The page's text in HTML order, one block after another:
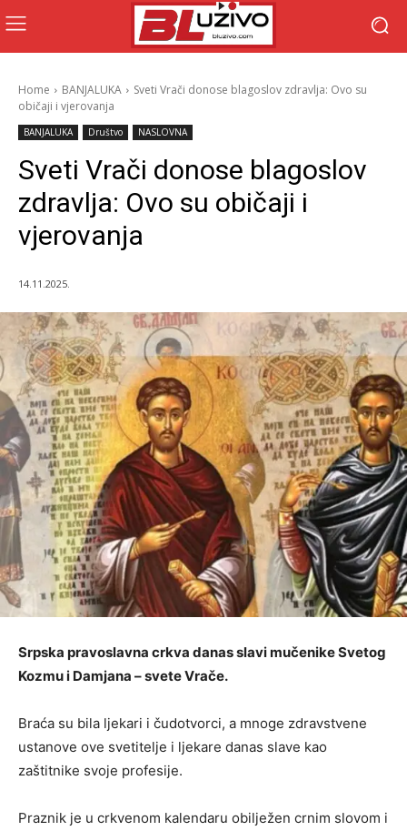
Home BANJALUKA
Sveti Vrači donose blagoslov zdravlja: Ovo su
običaji i vjerovanja
BANJALUKA Društvo NASLOVNA
Sveti Vrači donose blagoslov
zdravlja: Ovo su običaji i
vjerovanja
14.11.2025.
Srpska pravoslavna crkva danas slavi mučenike Svetog
Kozmu i Damjana – svete Vrače.
Braća su bila ljekari i čudotvorci, a mnoge zdravstvene
ustanove ove svetitelje i ljekare danas slave kao
zaštitnike svoje profesije.
Praznik je u crkvenom kalendaru obilježen crnim slovom i